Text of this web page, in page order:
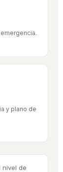
y plano de
nivel de